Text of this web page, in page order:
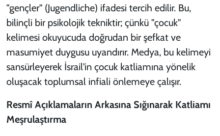
"gençler" (Jugendliche) ifadesi tercih edilir. Bu,
bilinçli bir psikolojik tekniktir; çünkü "çocuk"
kelimesi okuyucuda doğrudan bir şefkat ve
masumiyet duygusu uyandırır. Medya, bu kelimeyi
sansürleyerek İsrail'in çocuk katliamına yönelik
oluşacak toplumsal infiali önlemeye çalışır.
Resmî Açıklamaların Arkasına Sığınarak Katliamı
Meşrulaştırma